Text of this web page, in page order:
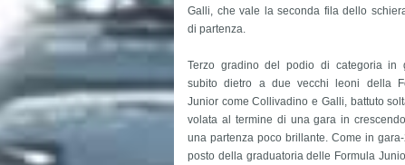
Galli, che vale la seconda fila dello
di partenza.
Terzo gradino del podio di categoria in
subito dietro a due vecchi leoni della
Junior come Collivadino e Galli, battuto
volata al termine di una gara in
una partenza poco brillante. Come in
posto della graduatoria delle Formula